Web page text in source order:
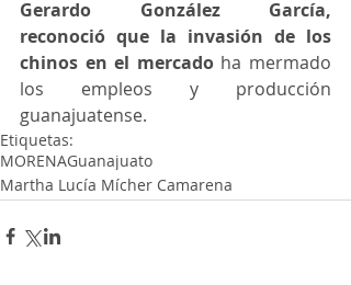
Gerardo González García,
reconoció que la invasión de los
chinos en el mercado ha mermado
los empleos y producción
guanajuatense.
Etiquetas:
MORENAGuanajuato
Martha Lucía Mícher Camarena